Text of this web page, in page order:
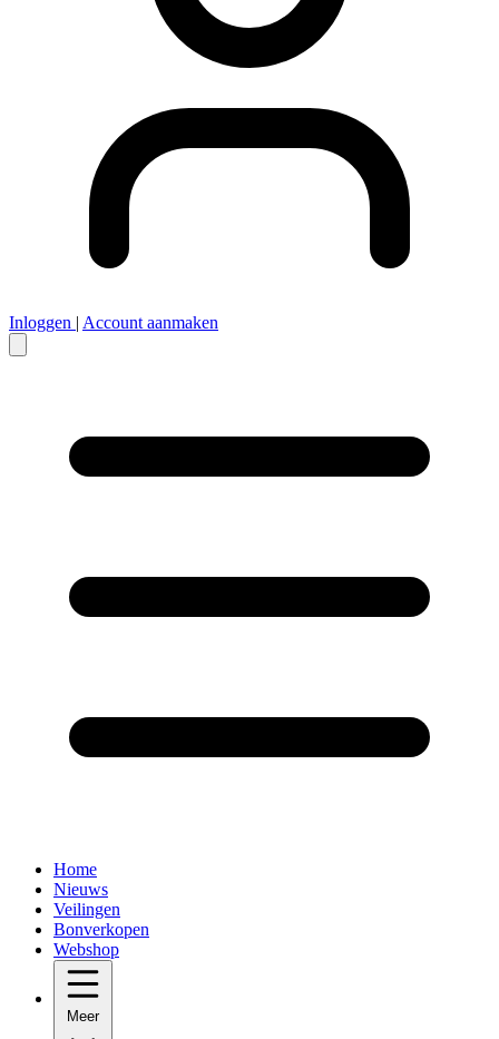
Inloggen | Account aanmaken
Home
Nieuws
Veilingen
Bonverkopen
Webshop
Meer